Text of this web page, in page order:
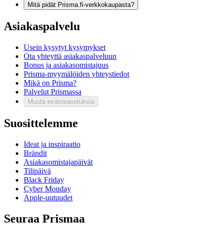
Mitä pidät Prisma.fi-verkkokaupasta?
Asiakaspalvelu
Usein kysytyt kysymykset
Ota yhteyttä asiakaspalveluun
Bonus ja asiakasomistajuus
Prisma-myymälöiden yhteystiedot
Mikä on Prisma?
Palvelut Prismassa
Muuta evästeasetuksia
Suosittelemme
Ideat ja inspiraatio
Brändit
Asiakasomistajapäivät
Tilipäivä
Black Friday
Cyber Monday
Apple-uutuudet
Seuraa Prismaa